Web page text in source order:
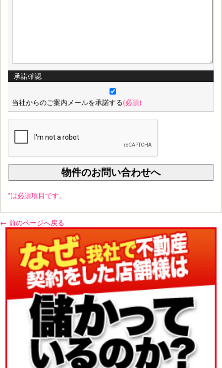
承諾確認
当社からのご案内メールを承諾する(必須)
*は必須項目です。
← 前のページへ戻る